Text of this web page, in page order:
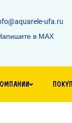
ufa.ru
в MAX